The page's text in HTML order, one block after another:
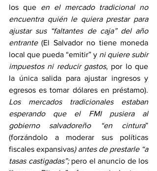
los que en el mercado tradicional no
encuentra quién le quiera prestar para
ajustar sus “faltantes de caja” del año
entrante (El Salvador no tiene moneda
local que pueda “emitir” y ni quiere subir
impuestos ni reducir gastos, por lo que
la única salida para ajustar ingresos y
Los mercados tradicionales estaban
esperando que el FMI pusiera al
gobierno salvadoreño “en cintura”
(forzándolo a moderar sus políticas
fiscales expansivas) antes de prestarle “a
tasas castigadas”; pero el anuncio de los